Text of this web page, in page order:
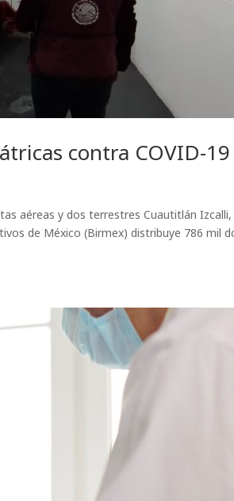
contra COVID-19
aéreas y dos terrestres Cuautitlán Izcalli,
de México (Birmex) distribuye 786 mil